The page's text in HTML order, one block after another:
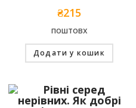
₴215
поштовх
Додати у кошик